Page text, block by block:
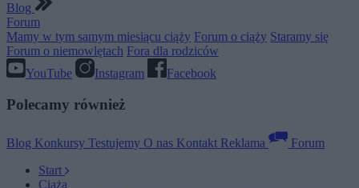
Blog
Forum
Mamy w tym samym miesiącu ciąży Forum o ciąży Staramy się
Forum o niemowlętach Fora dla rodziców
YouTube
Instagram Facebook
Polecamy również
Blog Konkursy Testujemy O nas Kontakt Reklama
Forum
Start
Ciąża